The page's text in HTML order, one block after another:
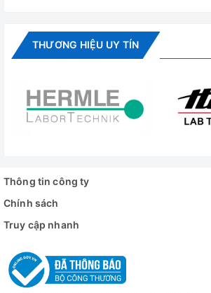
THƯƠNG HIỆU UY TÍN
Thông tin công ty
Chính sách
Truy cập nhanh